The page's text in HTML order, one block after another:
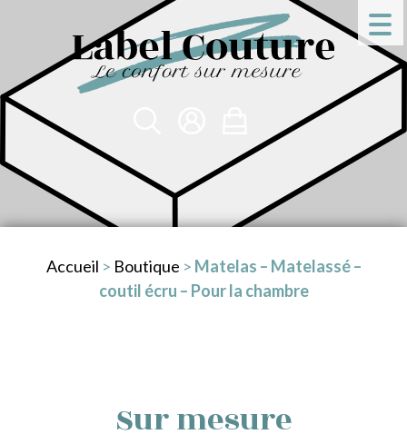
Accueil > Boutique > Matelas – Matelassé –
coutil écru – Pour la chambre
Sur mesure